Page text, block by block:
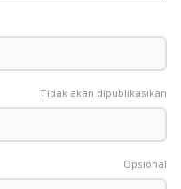
Tidak akan dipublikasikan
Opsional